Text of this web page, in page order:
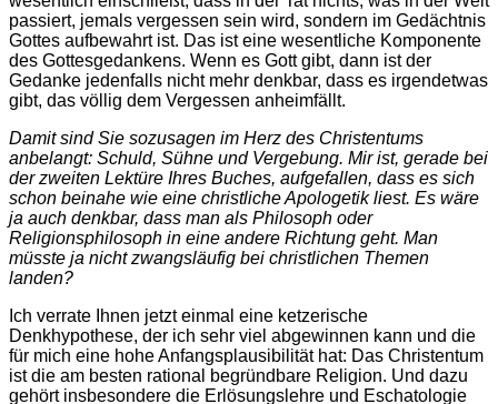
passiert, jemals vergessen sein wird, sondern im Gedächtnis
Gottes aufbewahrt ist. Das ist eine wesentliche Komponente
des Gottesgedankens. Wenn es Gott gibt, dann ist der
Gedanke jedenfalls nicht mehr denkbar, dass es irgendetwas
gibt, das völlig dem Vergessen anheimfällt.
Damit sind Sie sozusagen im Herz des Christentums
anbelangt: Schuld, Sühne und Vergebung. Mir ist, gerade bei
der zweiten Lektüre Ihres Buches, aufgefallen, dass es sich
schon beinahe wie eine christliche Apologetik liest. Es wäre
ja auch denkbar, dass man als Philosoph oder
Religionsphilosoph in eine andere Richtung geht. Man
müsste ja nicht zwangsläufig bei christlichen Themen
landen?
Ich verrate Ihnen jetzt einmal eine ketzerische
Denkhypothese, der ich sehr viel abgewinnen kann und die
für mich eine hohe Anfangsplausibilität hat: Das Christentum
ist die am besten rational begründbare Religion. Und dazu
gehört insbesondere die Erlösungslehre und Eschatologie